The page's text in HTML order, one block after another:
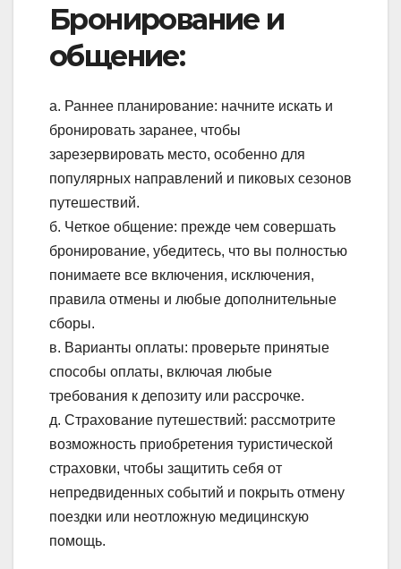
Бронирование и
общение:
а. Раннее планирование: начните искать и
бронировать заранее, чтобы
зарезервировать место, особенно для
популярных направлений и пиковых сезонов
путешествий.
б. Четкое общение: прежде чем совершать
бронирование, убедитесь, что вы полностью
понимаете все включения, исключения,
правила отмены и любые дополнительные
сборы.
в. Варианты оплаты: проверьте принятые
способы оплаты, включая любые
требования к депозиту или рассрочке.
д. Страхование путешествий: рассмотрите
возможность приобретения туристической
страховки, чтобы защитить себя от
непредвиденных событий и покрыть отмену
поездки или неотложную медицинскую
помощь.